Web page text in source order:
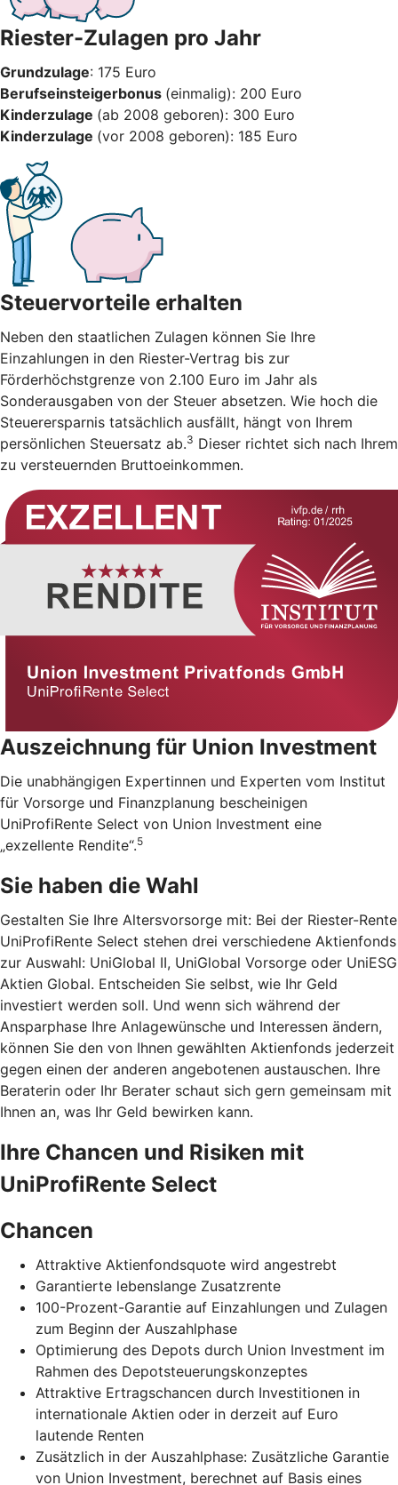
Riester-Zulagen pro Jahr
Grundzulage: 175 Euro
Berufseinsteigerbonus (einmalig): 200 Euro
Kinderzulage (ab 2008 geboren): 300 Euro
Kinderzulage (vor 2008 geboren): 185 Euro
Steuervorteile erhalten
Neben den staatlichen Zulagen können Sie Ihre
Einzahlungen in den Riester-Vertrag bis zur
Förderhöchstgrenze von 2.100 Euro im Jahr als
Sonderausgaben von der Steuer absetzen. Wie hoch die
Steuerersparnis tatsächlich ausfällt, hängt von Ihrem
persönlichen Steuersatz ab.3 Dieser richtet sich nach Ihrem
zu versteuernden Bruttoeinkommen.
Auszeichnung für Union Investment
Die unabhängigen Expertinnen und Experten vom Institut
für Vorsorge und Finanzplanung bescheinigen
UniProfiRente Select von Union Investment eine
„exzellente Rendite“.5
Sie haben die Wahl
Gestalten Sie Ihre Altersvorsorge mit: Bei der Riester-Rente
UniProfiRente Select stehen drei verschiedene Aktienfonds
zur Auswahl: UniGlobal II, UniGlobal Vorsorge oder UniESG
Aktien Global. Entscheiden Sie selbst, wie Ihr Geld
investiert werden soll. Und wenn sich während der
Ansparphase Ihre Anlagewünsche und Interessen ändern,
können Sie den von Ihnen gewählten Aktienfonds jederzeit
gegen einen der anderen angebotenen austauschen. Ihre
Beraterin oder Ihr Berater schaut sich gern gemeinsam mit
Ihnen an, was Ihr Geld bewirken kann.
Ihre Chancen und Risiken mit
UniProfiRente Select
Chancen
Attraktive Aktienfondsquote wird angestrebt
Garantierte lebenslange Zusatzrente
100-Prozent-Garantie auf Einzahlungen und Zulagen
zum Beginn der Auszahlphase
Optimierung des Depots durch Union Investment im
Rahmen des Depotsteuerungskonzeptes
Attraktive Ertragschancen durch Investitionen in
internationale Aktien oder in derzeit auf Euro
lautende Renten
Zusätzlich in der Auszahlphase: Zusätzliche Garantie
von Union Investment, berechnet auf Basis eines